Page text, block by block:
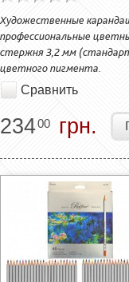
Художественные
профессиональные
стержня 3,2 мм
цветного пигмента.
Сравнить
23400 грн.